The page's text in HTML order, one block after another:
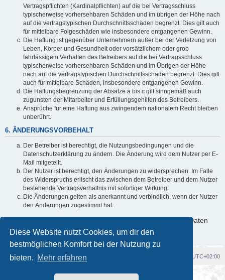
Diese Website nutzt Cookies, um dir den
bestmöglichen Komfort bei der Nutzung zu
bieten. Mehr erfahren
Vertragspflichten (Kardinalpflichten) auf die bei Vertragsschluss
typischerweise vorhersehbaren Schäden und im übrigen der Höhe nach
auf die vertragstypischen Durchschnittsschäden begrenzt. Dies gilt auch
für mittelbare Folgeschäden wie insbesondere entgangenen Gewinn.
Die Haftung ist gegenüber Unternehmern außer bei der Verletzung von
Leben, Körper und Gesundheit oder vorsätzlichem oder grob
fahrlässigem Verhalten des Betreibers auf die bei Vertragsschluss
typischerweise vorhersehbaren Schäden und im Übrigen der Höhe
nach auf die vertragstypischen Durchschnittsschäden begrenzt. Dies gilt
auch für mittelbare Schäden, insbesondere entgangenen Gewinn.
Die Haftungsbegrenzung der Absätze a bis c gilt sinngemäß auch
zugunsten der Mitarbeiter und Erfüllungsgehilfen des Betreibers.
Ansprüche für eine Haftung aus zwingendem nationalem Recht bleiben
unberührt.
6. ÄNDERUNGSVORBEHALT
Der Betreiber ist berechtigt, die Nutzungsbedingungen und die
Datenschutzerklärung zu ändern. Die Änderung wird dem Nutzer per E-
Mail mitgeteilt.
Der Nutzer ist berechtigt, den Änderungen zu widersprechen. Im Falle
des Widerspruchs erlischt das zwischen dem Betreiber und dem Nutzer
bestehende Vertragsverhältnis mit sofortiger Wirkung.
Die Änderungen gelten als anerkannt und verbindlich, wenn der Nutzer
den Änderungen zugestimmt hat.
Informationen über den Umgang mit deinen persönlichen Daten
sind in der Datenschutzerklärung enthalten.
Foren-Übersicht UTC+02:00
Powered byphpBB® Forum Software © phpBB Limited